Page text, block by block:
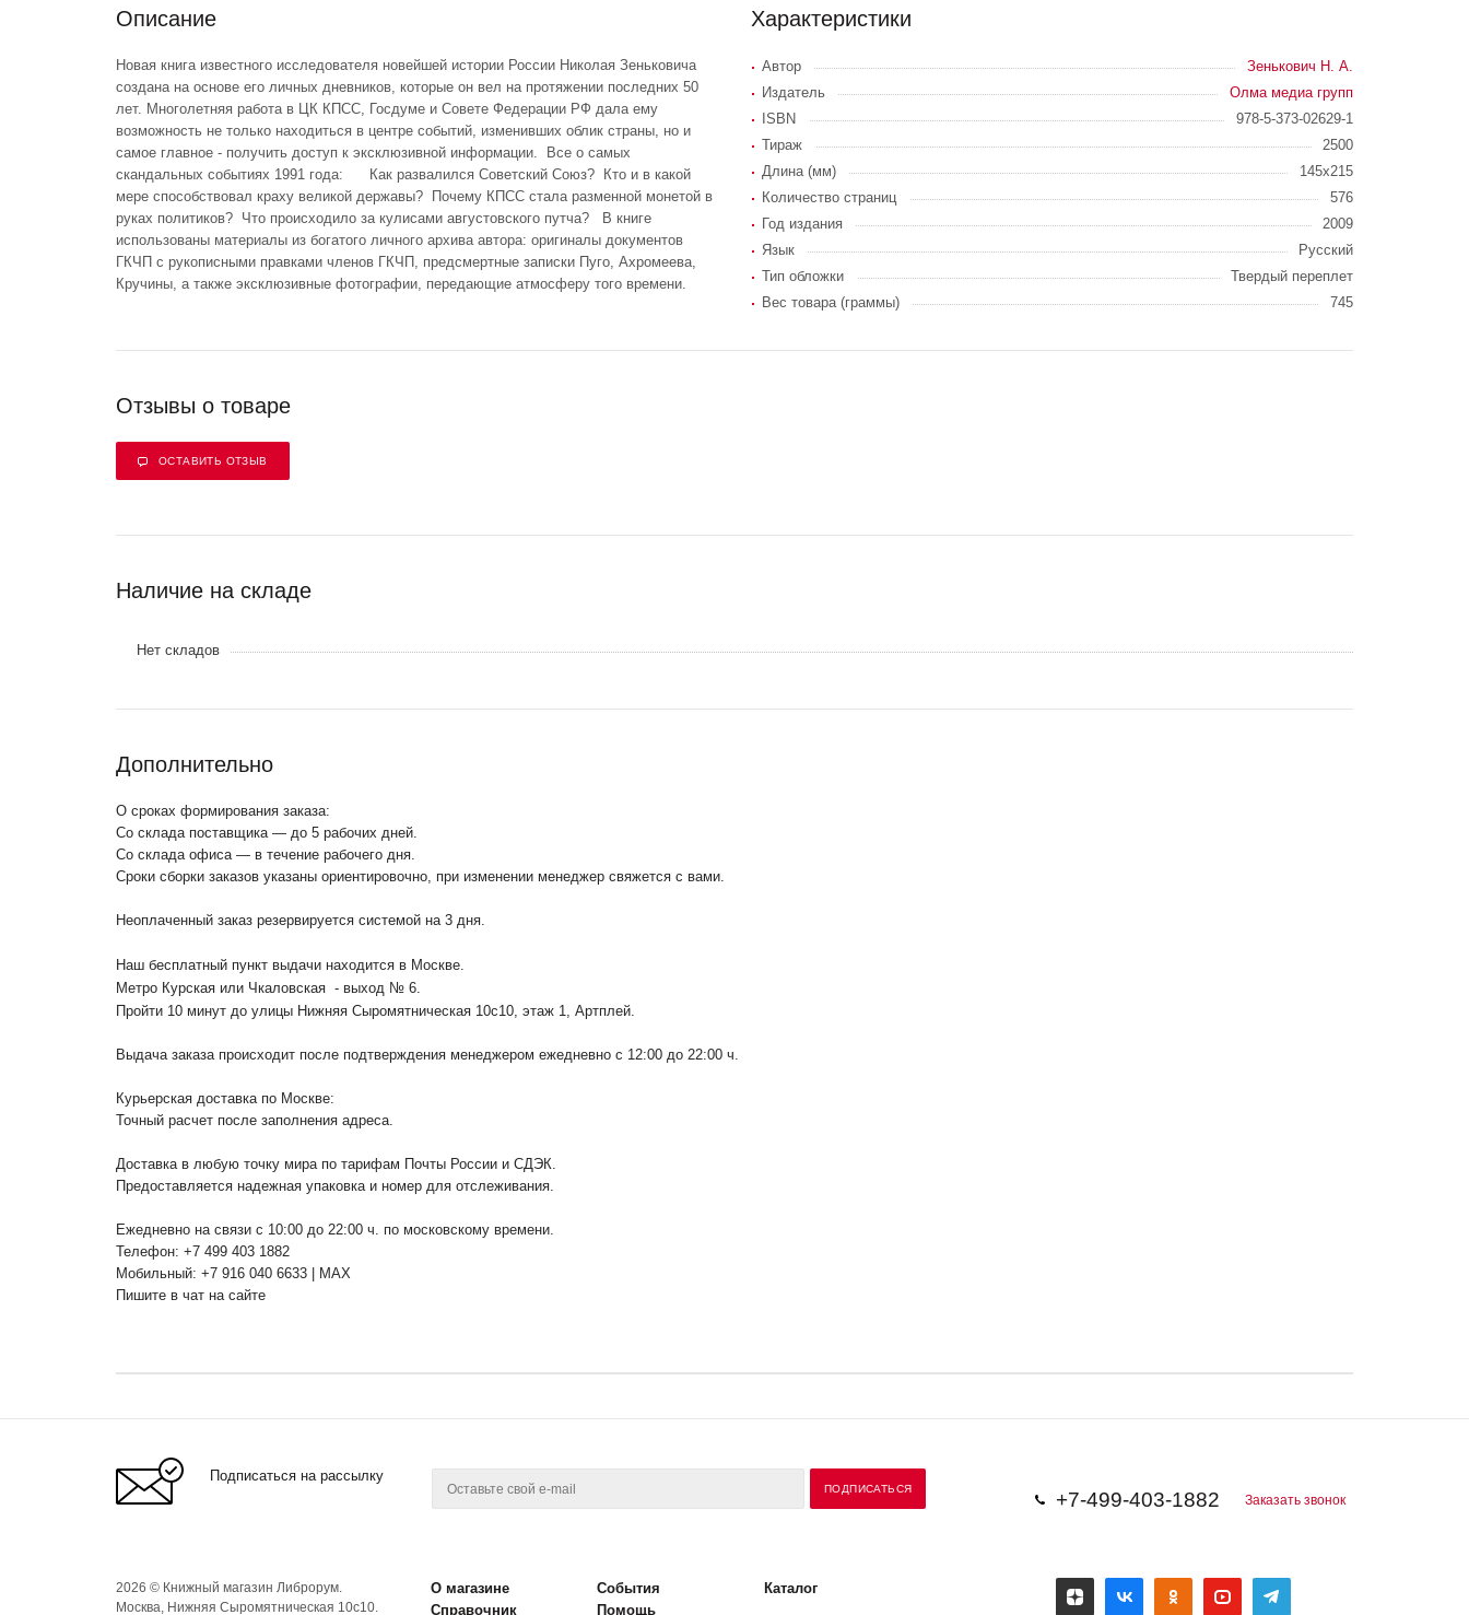
Описание
Новая книга известного исследователя новейшей истории России Николая Зеньковича
создана на основе его личных дневников, которые он вел на протяжении последних 50
лет. Многолетняя работа в ЦК КПСС, Госдуме и Совете Федерации РФ дала ему
возможность не только находиться в центре событий, изменивших облик страны, но и
самое главное - получить доступ к эксклюзивной информации. Все о самых
скандальных событиях 1991 года: Как развалился Советский Союз? Кто и в какой
мере способствовал краху великой державы? Почему КПСС стала разменной монетой в
руках политиков? Что происходило за кулисами августовского путча? В книге
использованы материалы из богатого личного архива автора: оригиналы документов
ГКЧП с рукописными правками членов ГКЧП, предсмертные записки Пуго, Ахромеева,
Кручины, а также эксклюзивные фотографии, передающие атмосферу того времени.
Характеристики
Автор
Зенькович Н. А.
Издатель
Олма медиа групп
ISBN
978-5-373-02629-1
Тираж
2500
Длина (мм)
145x215
Количество страниц
576
Год издания
2009
Язык
Русский
Тип обложки
Твердый переплет
Вес товара (граммы)
745
Отзывы о товаре
ОСТАВИТЬ ОТЗЫВ
Наличие на складе
Нет складов
Дополнительно
О сроках формирования заказа:
Со склада поставщика — до 5 рабочих дней.
Со склада офиса — в течение рабочего дня.
Сроки сборки заказов указаны ориентировочно, при изменении менеджер свяжется с вами.
Неоплаченный заказ резервируется системой на 3 дня.
Наш бесплатный пункт выдачи находится в Москве.
Метро Курская или Чкаловская - выход № 6.
Пройти 10 минут до улицы Нижняя Сыромятническая 10с10 , этаж 1, Артплей.
Выдача заказа происходит после подтверждения менеджером ежедневно с 12:00 до 22:00 ч.
Курьерская доставка по Москве:
Точный расчет после заполнения адреса.
Доставка в любую точку мира по тарифам Почты России и СДЭК.
Предоставляется надежная упаковка и номер для отслеживания.
Ежедневно на связи с 10:00 до 22:00 ч. по московскому времени.
Телефон: +7 499 403 1882
Мобильный: +7 916 040 6633 | MAX
Пишите в чат на сайте
Подписаться на рассылку
+7-499-403-1882 Заказать звонок
2026 © Книжный магазин Либрорум.
Москва, Нижняя Сыромятническая 10с10.
О магазине События
Каталог
Справочник
Помощь